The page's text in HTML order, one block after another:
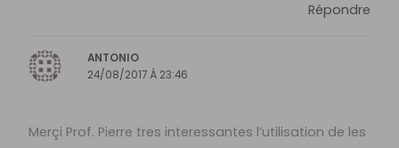
Répondre
ANTONIO
24/08/2017 À 23:46
Merçi Prof. Pierre tres interessantes l’utilisation de les